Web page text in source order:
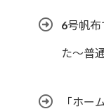
6号帆
た〜普
「ホー